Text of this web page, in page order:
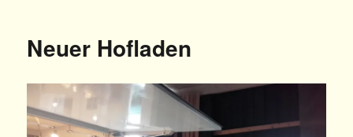
Neuer Hofladen